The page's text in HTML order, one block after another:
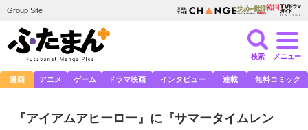
Group Site
検索 メニュー
漫画 アニメ ゲーム ドラマ映画 インタビュー 連載 無料コミック
『アイアムアヒーロー』に『サマータイムレン